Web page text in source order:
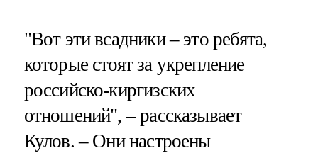
"Вот эти всадники – это ребята,
которые стоят за укрепление
российско-киргизских
отношений", – рассказывает
Кулов. – Они настроены